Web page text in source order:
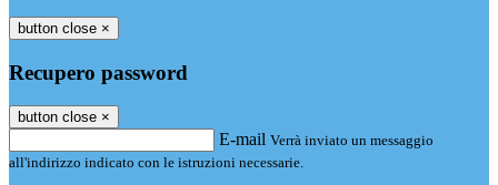
button close ×
Recupero password
button close ×
E-mail Verrà inviato un messaggio
all'indirizzo indicato con le istruzioni necessarie.